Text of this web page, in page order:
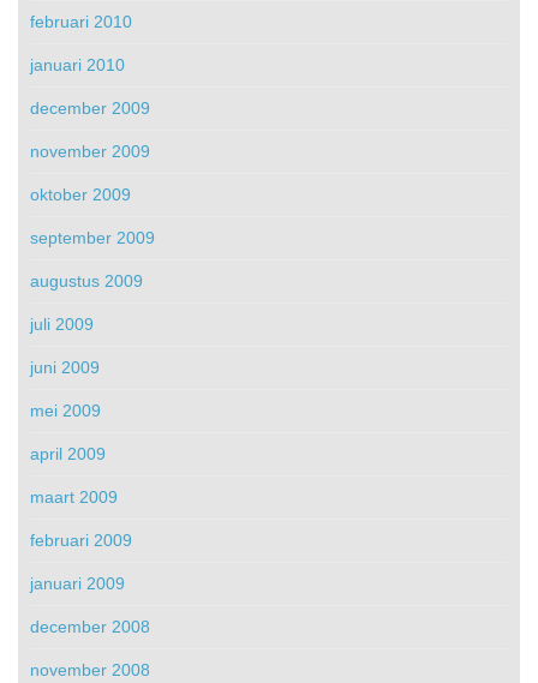
februari 2010
januari 2010
december 2009
november 2009
oktober 2009
september 2009
augustus 2009
juli 2009
juni 2009
mei 2009
april 2009
maart 2009
februari 2009
januari 2009
december 2008
november 2008